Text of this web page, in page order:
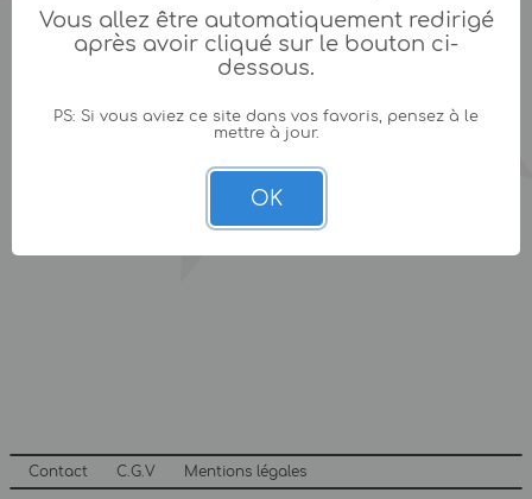
Contact C.G.V Mentions légales
Vous allez être automatiquement redirigé
après avoir cliqué sur le bouton ci-
dessous.
PS: Si vous aviez ce site dans vos favoris, pensez à le
mettre à jour.
OK